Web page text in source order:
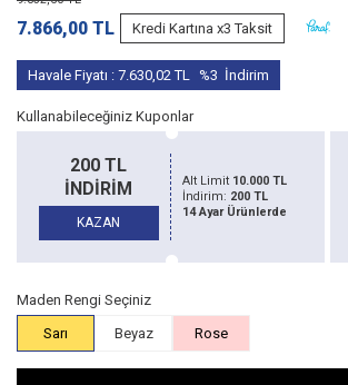
7.866,00 TL Kredi Kartına x3 Taksit
Havale Fiyatı : 7.630,02TL %3 İndirim
Kullanabileceğiniz Kuponlar
200 TL
İNDİRİM
KAZAN
Alt Limit 10.000 TL
İndirim: 200 TL
14 Ayar Ürünlerde
Maden Rengi Seçiniz
Sarı
Beyaz Rose